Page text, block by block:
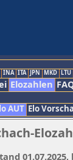
INA ITA JPN MKD LTU
Elozahlen
AUT Elo